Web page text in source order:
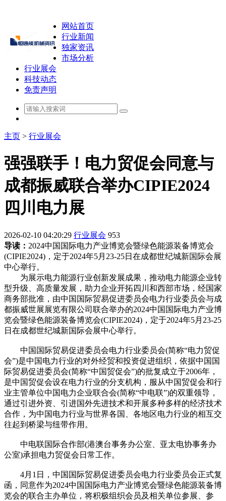
网站首页
行业新闻
独家资讯
市场分析
行业展会
科技动态
免责声明
主页 > 行业展会
强强联手！电力贸促会同意与
成都振威联合举办CIPIE2024
四川电力展
2026-02-10 04:20:29 行业展会 953
导读： 2024中国国际电力产业博览会暨绿色能源装备博览会
(CIPIE2024)，定于2024年5月23-25日在成都世纪城新国际会展
中心举行。
为展示电力能源行业创新发展成果，推动电力能源企业转
型升级、高质量发展，助力企业开拓四川和西部市场，经国家
商务部批准，由中国国际贸易促进委员会电力行业委员会与成
都振威世展展览有限公司联合举办的2024中国国际电力产业博
览会暨绿色能源装备博览会(CIPIE2024)，定于2024年5月23-25
日在成都世纪城新国际会展中心举行。
中国国际贸易促进委员会电力行业委员会(简称“电力贸促
会”)是中国电力行业的对外经贸和投资促进组织，依据中国国
际贸易促进委员会(简称“中国贸促会”)的批复成立于2006年，
是中国贸促会设在电力行业的分支机构，服从中国贸促会和行
业主管单位中国电力企业联合会(简称“中电联”)的双重领导，
通过引进外资、引进国外先进技术和开展多种多样的经济技术
合作，为中国电力行业与世界各国、各地区电力行业的相互交
往起到桥梁与纽带作用。
中电联国际合作部(港澳台事务办公室、亚太电协事务办
公室)承担电力贸促会日常工作。
4月1日，中国国际贸易促进委员会电力行业委员会正式复
函，同意作为2024中国国际电力产业博览会暨绿色能源装备博
览会的联合主办单位，将积极组织会员及相关单位参展、参